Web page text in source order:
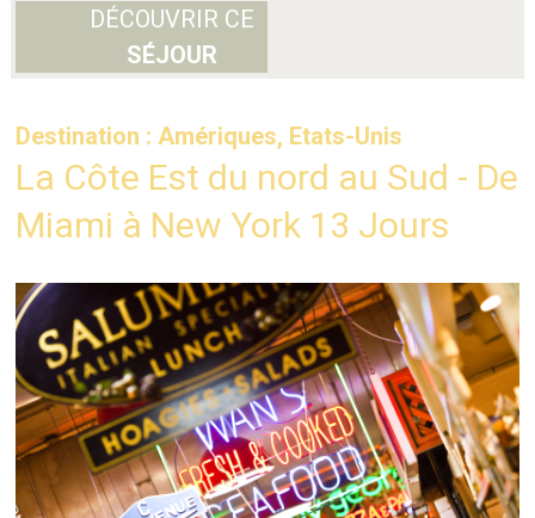
DÉCOUVRIR CE
SÉJOUR
Destination : Amériques, Etats-Unis
La Côte Est du nord au Sud - De
Miami à New York 13 Jours